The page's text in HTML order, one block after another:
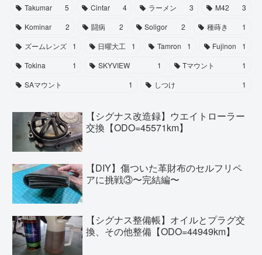
Takumar
5 Cintar 4 ラーメン 3 M42
3
Kominar
2 闘病 2 Soligor 2 種蒔き
1
ズームレンズ
1 日曜大工 1 Tamron 1 Fujinon
1
Tokina
1 SKYVIEW 1 Tマウント
1
SAマウント
1 しつけ 1
【シグナス改造録】ウエイトローラー
交換【ODO=45571km】
【DIY】傷ついた革財布のセルフリペ
アに挑戦③〜完結編〜
【シグナス整備帳】オイルとプラグ交
換、その他整備【ODO=44949km】